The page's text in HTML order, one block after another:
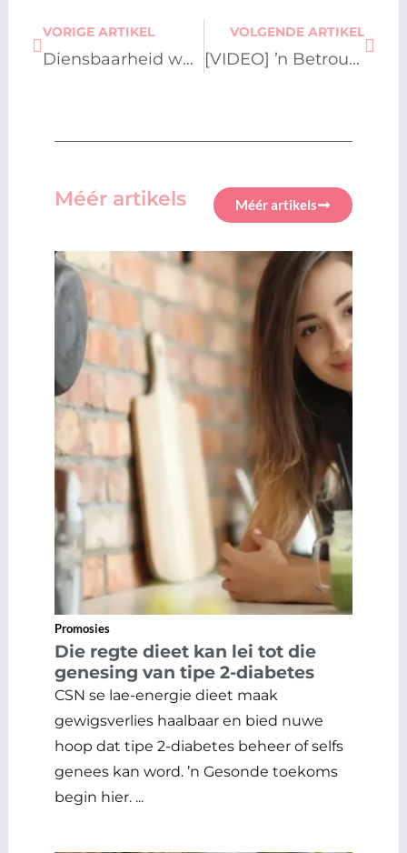
Prev
VORIGE ARTIKEL
Diensbaarheid wat op ’n daaglikse basis hoop en werksyn bou
VOLGENDE ARTIKEL
[VIDEO] ŉ Betroubare landbouvennootskap wat boere deur elke seisoen ondersteun
Next
Méér artikels Méér artikels
Promosies
Die regte dieet kan lei tot die
genesing van tipe 2-diabetes
CSN se lae-energie dieet maak
gewigsverlies haalbaar en bied nuwe
hoop dat tipe 2-diabetes beheer of selfs
genees kan word. ’n Gesonde toekoms
begin hier. ...